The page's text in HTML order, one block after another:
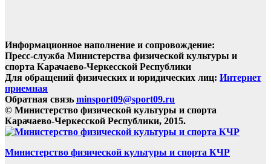
Информационное наполнение и сопровождение:
Пресс-служба Министерства физической культуры и
спорта Карачаево-Черкесской Республики
Для обращений физических и юридических лиц: Интернет
приемная
Обратная связь minsport09@sport09.ru
© Министерство физической культуры и спорта
Карачаево-Черкесской Республики, 2015.
Министерство физической культуры и спорта КЧР